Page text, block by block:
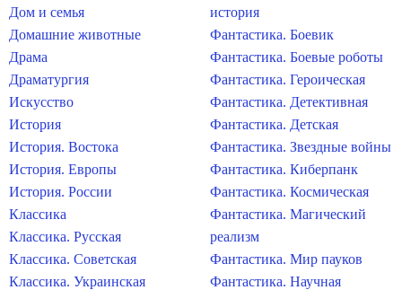
Дом и семья
Домашние животные
Драма
Драматургия
Искусство
История
История. Востока
История. Европы
История. России
Классика
Классика. Русская
Классика. Советская
Классика. Украинская
история
Фантастика. Боевик
Фантастика. Боевые роботы
Фантастика. Героическая
Фантастика. Детективная
Фантастика. Детская
Фантастика. Звездные войны
Фантастика. Киберпанк
Фантастика. Космическая
Фантастика. Магический
реализм
Фантастика. Мир пауков
Фантастика. Научная